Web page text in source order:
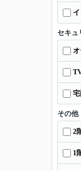
セキュ
その他
2
1